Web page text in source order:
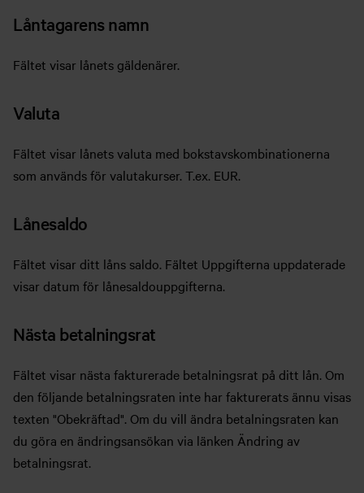
Låntagarens namn
Fältet visar lånets gäldenärer.
Valuta
Fältet visar lånets valuta med bokstavskombinationerna
som används för valutakurser. T.ex. EUR.
Lånesaldo
Fältet visar ditt låns saldo. Fältet Uppgifterna uppdaterade
visar datum för lånesaldouppgifterna.
Nästa betalningsrat
Fältet visar nästa fakturerade betalningsrat på ditt lån. Om
den följande betalningsraten inte har fakturerats ännu visas
texten "Obekräftad". Om du vill ändra betalningsraten kan
du göra en ändringsansökan via länken Ändring av
betalningsrat.